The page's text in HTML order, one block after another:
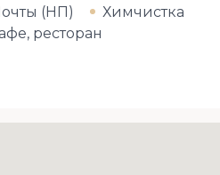
(НП)
Химчистка
ресторан